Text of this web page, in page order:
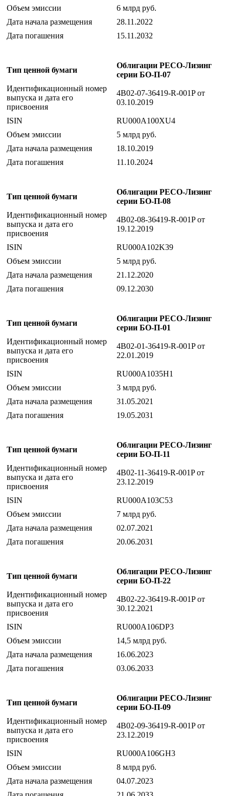
Объем эмиссии
6 млрд руб.
Дата начала размещения
28.11.2022
Дата погашения
15.11.2032
Тип ценной бумаги
Облигации РЕСО-Лизинг
серии БО-П-07
Идентификационный номер
выпуска и дата его
присвоения
4B02-07-36419-R-001P от
03.10.2019
ISIN
RU000A100XU4
Объем эмиссии
5 млрд руб.
Дата начала размещения
18.10.2019
Дата погашения
11.10.2024
Тип ценной бумаги
Облигации РЕСО-Лизинг
серии БО-П-08
Идентификационный номер
выпуска и дата его
присвоения
4B02-08-36419-R-001P от
19.12.2019
ISIN
RU000A102K39
Объем эмиссии
5 млрд руб.
Дата начала размещения
21.12.2020
Дата погашения
09.12.2030
Тип ценной бумаги
Облигации РЕСО-Лизинг
серии БО-П-01
Идентификационный номер
выпуска и дата его
присвоения
4B02-01-36419-R-001P от
22.01.2019
ISIN
RU000A1035H1
Объем эмиссии
3 млрд руб.
Дата начала размещения
31.05.2021
Дата погашения
19.05.2031
Тип ценной бумаги
Облигации РЕСО-Лизинг
серии БО-П-11
Идентификационный номер
выпуска и дата его
присвоения
4B02-11-36419-R-001P от
23.12.2019
ISIN
RU000A103C53
Объем эмиссии
7 млрд руб.
Дата начала размещения
02.07.2021
Дата погашения
20.06.2031
Тип ценной бумаги
Облигации РЕСО-Лизинг
серии БО-П-22
Идентификационный номер
выпуска и дата его
присвоения
4B02-22-36419-R-001P от
30.12.2021
ISIN
RU000A106DP3
Объем эмиссии
14,5 млрд руб.
Дата начала размещения
16.06.2023
Дата погашения
03.06.2033
Тип ценной бумаги
Облигации РЕСО-Лизинг
серии БО-П-09
Идентификационный номер
выпуска и дата его
присвоения
4B02-09-36419-R-001P от
23.12.2019
ISIN
RU000A106GH3
Объем эмиссии
8 млрд руб.
Дата начала размещения
04.07.2023